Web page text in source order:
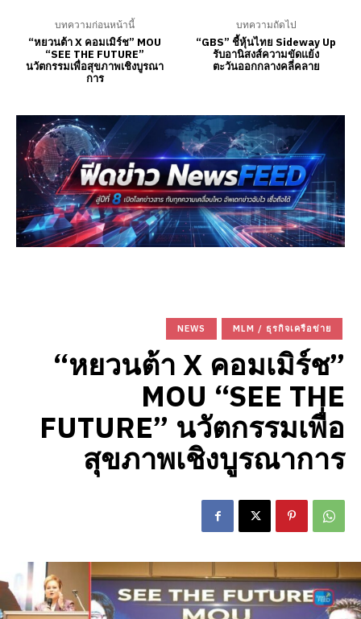
บทความก่อนหน้านี้
“หยวนต้า X คอมเมิร์ช” MOU
“SEE THE FUTURE”
นวัตกรรมเพื่อสุขภาพเชิงบูรณา
การ
บทความถัดไป
“GBS” ชี้หุ้นไทย Sideway Up
รับอานิสงส์ความขัดแย้ง
ตะวันออกกลางคลี่คลาย